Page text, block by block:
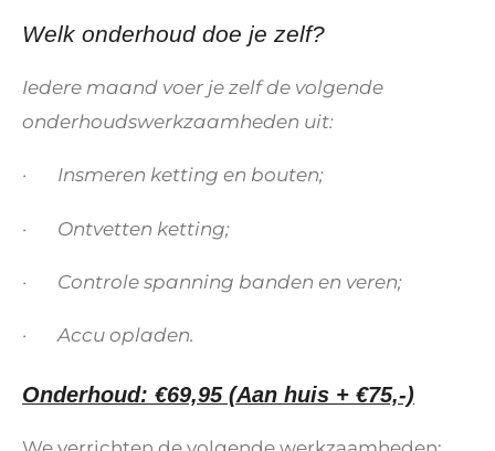
Welk onderhoud doe je zelf?
Iedere maand voer je zelf de volgende
onderhoudswerkzaamheden uit:
· Insmeren ketting en bouten;
· Ontvetten ketting;
· Controle spanning banden en veren;
· Accu opladen.
Onderhoud: €69,95 (Aan huis + €75,-)